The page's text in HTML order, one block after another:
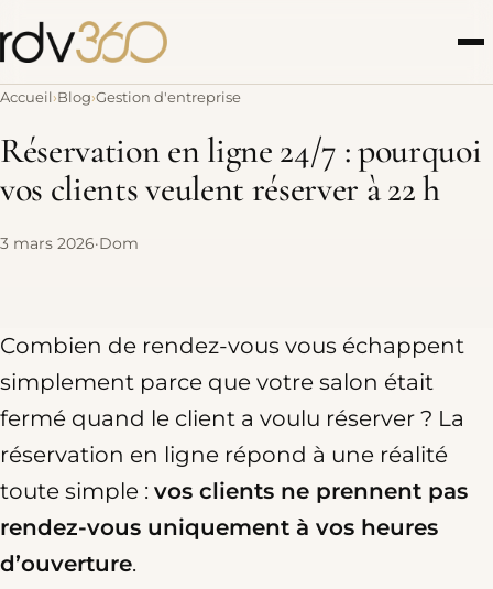
Accueil Blog Gestion d'entreprise
Réservation en ligne 24/7 : pourquoi
vos clients veulent réserver à 22 h
3 mars 2026·Dom
Combien de rendez-vous vous échappent
simplement parce que votre salon était
fermé quand le client a voulu réserver ? La
réservation en ligne répond à une réalité
toute simple : vos clients ne prennent pas
rendez-vous uniquement à vos heures
d’ouverture.
Panneau de gestion des cookies